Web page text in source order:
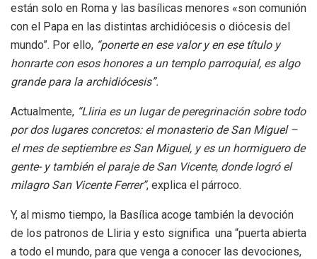
están solo en Roma y las basílicas menores «son comunión
con el Papa en las distintas archidiócesis o diócesis del
mundo”. Por ello, “ponerte en ese valor y en ese título y
honrarte con esos honores a un templo parroquial, es algo
grande para la archidiócesis”.
Actualmente, “Lliria es un lugar de peregrinación sobre todo
por dos lugares concretos: el monasterio de San Miguel –
el mes de septiembre es San Miguel, y es un hormiguero de
gente- y también el paraje de San Vicente, donde logró el
milagro San Vicente Ferrer”, explica el párroco.
Y, al mismo tiempo, la Basílica acoge también la devoción
de los patronos de Lliria y esto significa una “puerta abierta
a todo el mundo, para que venga a conocer las devociones,